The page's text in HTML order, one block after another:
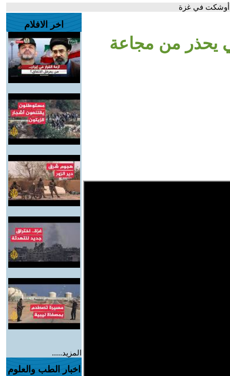
أوشكت في غزة
يحذر من مجاعة
اخر الافلام
المزيد.....
اخبار الطب والعلوم